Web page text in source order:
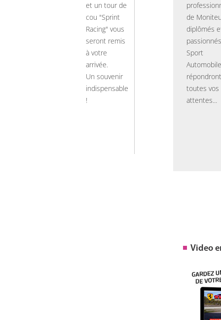
et un tour de
cou "Sprint
Racing" vous
seront remis
à votre
arrivée.
Un souvenir
indispensable
!
de
diplômés
Sport
Automobile
toutes vos
attentes...
Video